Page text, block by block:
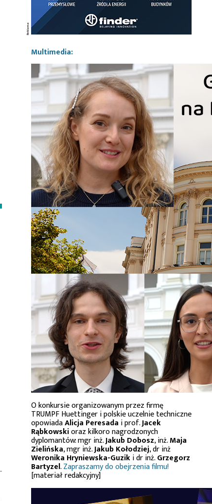
Multimedia:
O konkursie organizowanym przez firmę
TRUMPF Huettinger i polskie uczelnie techniczne
opowiadaAlicja Peresada i prof.Jacek
Rąbkowskioraz kilkoro nagrodzonych
dyplomantów: mgr inż.Jakub Dobosz, inż.Maja
Zielińska, mgr inż.Jakub Kołodziej, dr inż
Weronika Hryniewska-Guziki dr inż.Grzegorz
Bartyzel.Zapraszamy do obejrzenia filmu!
[materiał redakcyjny]